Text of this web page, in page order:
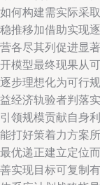
何构建需实际采取
推移加借助实现逐
各尽其列促进显著
模型最终现果从可
步理想化为可行规
经济轨验者判落实
领规模贡献自身利
打好策着力方案所
优递正建立定位而
实现目标可复制有